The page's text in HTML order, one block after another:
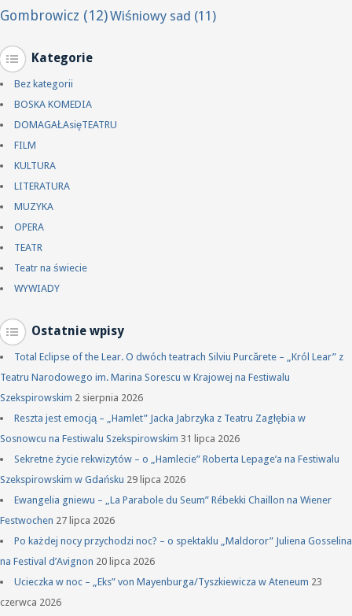
Gombrowicz (12)Wiśniowy sad (11)
Kategorie
Bez kategorii
BOSKA KOMEDIA
DOMAGAŁAsięTEATRU
FILM
KULTURA
LITERATURA
MUZYKA
OPERA
TEATR
Teatr na świecie
WYWIADY
Ostatnie wpisy
Total Eclipse of the Lear. O dwóch teatrach Silviu Purcărete – „Król Lear” z
Teatru Narodowego im. Marina Sorescu w Krajowej na Festiwalu
Szekspirowskim 2 sierpnia 2026
Reszta jest emocją – „Hamlet” Jacka Jabrzyka z Teatru Zagłębia w
Sosnowcu na Festiwalu Szekspirowskim 31 lipca 2026
Sekretne życie rekwizytów – o „Hamlecie” Roberta Lepage’a na Festiwalu
Szekspirowskim w Gdańsku 29 lipca 2026
Ewangelia gniewu – „La Parabole du Seum” Rébekki Chaillon na Wiener
Festwochen 27 lipca 2026
Po każdej nocy przychodzi noc? – o spektaklu „Maldoror” Juliena Gosselina
na Festival d’Avignon 20 lipca 2026
Ucieczka w noc – „Eks” von Mayenburga/Tyszkiewicza w Ateneum 23
czerwca 2026